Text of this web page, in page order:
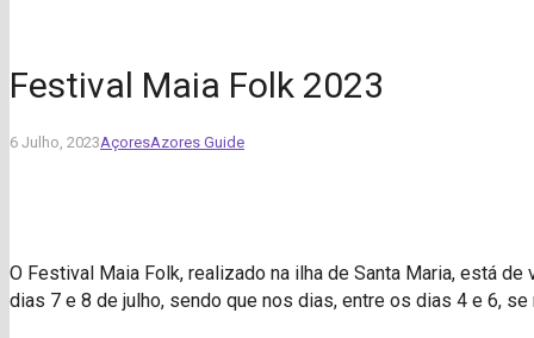
Festival Maia Folk 2023
6 Julho, 2023AçoresAzores Guide
O Festival Maia Folk, realizado na ilha de Santa Maria, está
dias 7 e 8 de julho, sendo que nos dias, entre os dias 4 e 6,